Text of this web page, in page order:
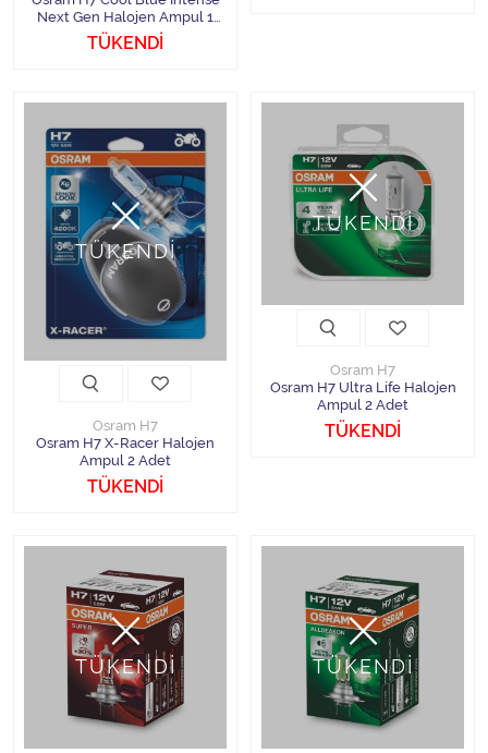
Next Gen Halojen Ampul 1
Adet
TÜKENDİ
TÜKENDİ
Osram H7
Osram H7 X-Racer Halojen
Ampul 2 Adet
TÜKENDİ
TÜKENDİ
Osram H7
Osram H7 Ultra Life Halojen
Ampul 2 Adet
TÜKENDİ
TÜKENDİ TÜKENDİ